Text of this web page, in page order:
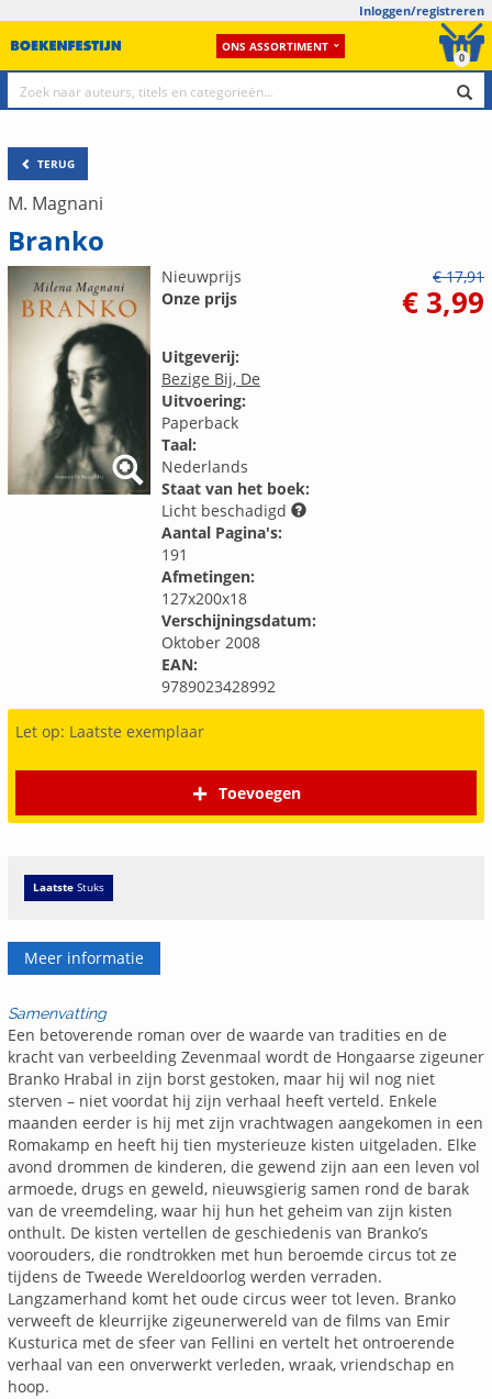
Inloggen/registreren
ONS ASSORTIMENT
0
TERUG
M. Magnani
Branko
Nieuwprijs
€ 17,91
Onze prijs
€ 3,99
Uitgeverij:
Bezige Bij, De
Uitvoering:
Paperback
Taal:
Nederlands
Staat van het boek:
Licht beschadigd
Aantal Pagina's:
191
Afmetingen:
127x200x18
Verschijningsdatum:
Oktober 2008
EAN:
9789023428992
Let op: Laatste exemplaar
Toevoegen
Laatste Stuks
Meer informatie
Samenvatting
Een betoverende roman over de waarde van tradities en de
kracht van verbeelding Zevenmaal wordt de Hongaarse zigeuner
Branko Hrabal in zijn borst gestoken, maar hij wil nog niet
sterven – niet voordat hij zijn verhaal heeft verteld. Enkele
maanden eerder is hij met zijn vrachtwagen aangekomen in een
Romakamp en heeft hij tien mysterieuze kisten uitgeladen. Elke
avond drommen de kinderen, die gewend zijn aan een leven vol
armoede, drugs en geweld, nieuwsgierig samen rond de barak
van de vreemdeling, waar hij hun het geheim van zijn kisten
onthult. De kisten vertellen de geschiedenis van Branko’s
voorouders, die rondtrokken met hun beroemde circus tot ze
tijdens de Tweede Wereldoorlog werden verraden.
Langzamerhand komt het oude circus weer tot leven. Branko
verweeft de kleurrijke zigeunerwereld van de films van Emir
Kusturica met de sfeer van Fellini en vertelt het ontroerende
verhaal van een onverwerkt verleden, wraak, vriendschap en
hoop.